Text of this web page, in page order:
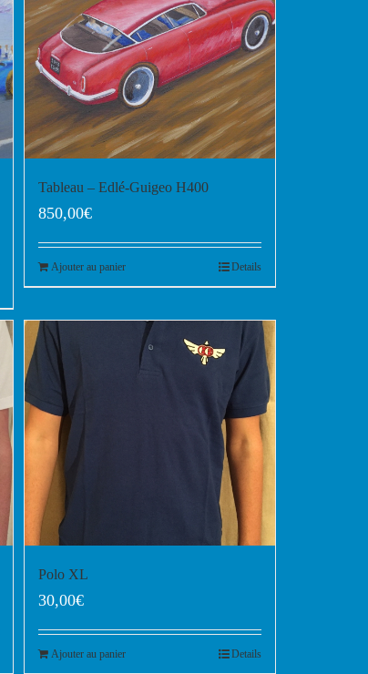
Tableau – Edlé-Guigeo H400
850,00€
Ajouter au panier Details
Polo XL
30,00€
Ajouter au panier Details